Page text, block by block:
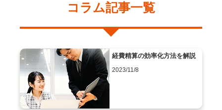
コラム記事一覧
経費精算の効率化方法を解説
2023/11/8